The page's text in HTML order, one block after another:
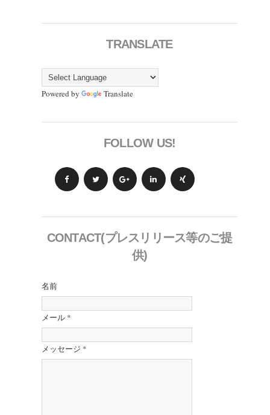
TRANSLATE
Powered by Translate
FOLLOW US!
CONTACT(プレスリリース等のご提
供)
名前
メール *
メッセージ *